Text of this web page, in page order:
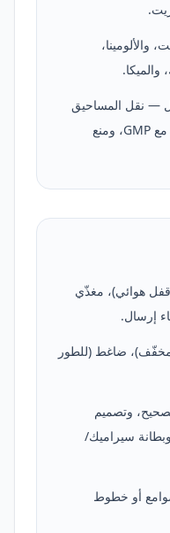
والألومينا،
والميكا.
— نقل المساحيق
الحسّاسة، وخطوط متوافقة مع GMP، ومنع
هوائي)، مغذّي
ضاغط (للطور
وتصميم
سيراميك/
أو خطوط